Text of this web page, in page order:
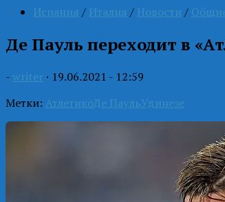
Испания / Италия / Новости /
Де Пауль переходит в
- writer · 19.06.2021 - 12:59
Метки: АтлетикоДе ПаульУдинезе